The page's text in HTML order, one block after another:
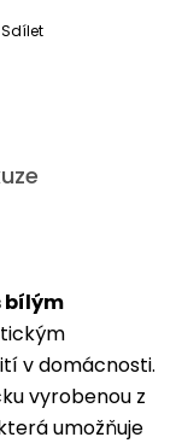
Sdílet
bílým
v domácnosti.
vyrobenou z
umožňuje